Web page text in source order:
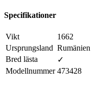
Specifikationer
Vikt
1662
Ursprungsland Rumänien
Bred lästa
✓
Modellnummer 473428